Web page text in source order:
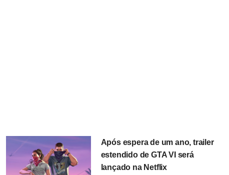
Após espera de um ano, trailer
estendido de GTA VI será
lançado na Netflix